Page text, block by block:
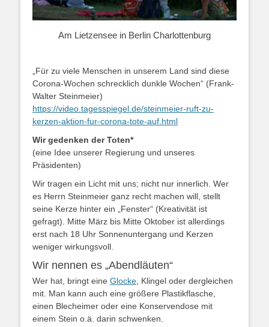
Am Lietzensee in Berlin Charlottenburg
„Für zu viele Menschen in unserem Land sind diese
Corona-Wochen schrecklich dunkle Wochen“ (Frank-
Walter Steinmeier)
https://video.tagesspiegel.de/steinmeier-ruft-zu-
kerzen-aktion-fur-corona-tote-auf.html
Wir gedenken der Toten*
(eine Idee unserer Regierung und unseres
Präsidenten)
Wir tragen ein Licht mit uns; nicht nur innerlich. Wer
es Herrn Steinmeier ganz recht machen will, stellt
seine Kerze hinter ein „Fenster“ (Kreativität ist
gefragt). Mitte März bis Mitte Oktober ist allerdings
erst nach 18 Uhr Sonnenuntergang und Kerzen
weniger wirkungsvoll.
Wir nennen es „Abendläuten“
Wer hat, bringt eine Glocke , Klingel oder dergleichen
mit. Man kann auch eine größere Plastikflasche,
einen Blecheimer oder eine Konservendose mit
einem Stein o.ä. darin schwenken.